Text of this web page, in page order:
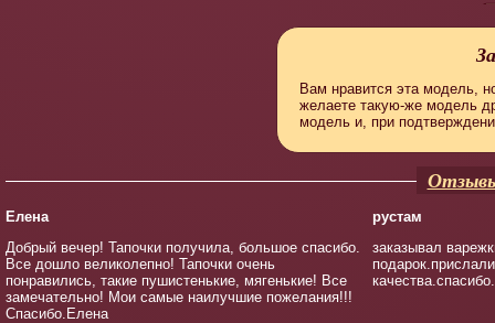
Вам нравится эта модель,
желаете такую-же модель
модель и, при
Елена
Добрый вечер! Тапочки получила, большое спасибо.
Все дошло великолепно! Тапочки очень
понравились, такие пушистенькие, мягенькие! Все
замечательно! Мои самые наилучшие пожелания!!!
Спасибо.Елена
рустам
заказывал